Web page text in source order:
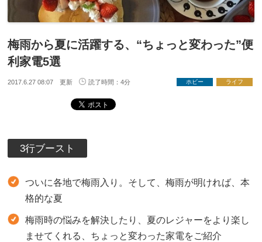
梅雨から夏に活躍する、“ちょっと変わった”便
利家電5選
2017.6.27 08:07 更新 読了時間：4分 ホビー ライフ
3行ブースト
ついに各地で梅雨入り。そして、梅雨が明ければ、本
格的な夏
梅雨時の悩みを解決したり、夏のレジャーをより楽し
ませてくれる、ちょっと変わった家電をご紹介